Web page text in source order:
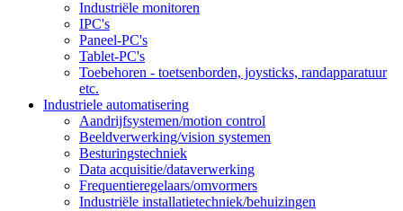
Industriële monitoren
IPC's
Paneel-PC's
Tablet-PC's
Toebehoren - toetsenborden, joysticks, randapparatuur
etc.
Industriele automatisering
Aandrijfsystemen/motion control
Beeldverwerking/vision systemen
Besturingstechniek
Data acquisitie/dataverwerking
Frequentieregelaars/omvormers
Industriële installatietechniek/behuizingen